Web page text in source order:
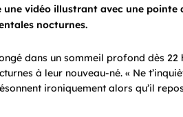
une vidéo illustrant avec une
nocturnes.
dans un sommeil profond dès 22
à leur nouveau-né. « Ne
ironiquement alors qu’il